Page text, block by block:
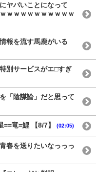
ヤバいことになって
ｗｗｗｗｗｗｗｗｗｗ
報を流す馬鹿がいる
別サービスがエ□すぎ
「陰謀論」だと思って
==竜=鯉 【8/7】 (02:05)
春を送りたいなっっっ